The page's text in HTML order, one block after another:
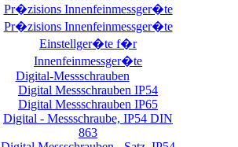
Pr�zisions Innenfeinmessger�te
Pr�zisions Innenfeinmessger�te
Einstellger�te f�r
Innenfeinmessger�te
Digital-Messschrauben
Digital Messschrauben IP54
Digital Messschrauben IP65
Digital - Messschraube, IP54 DIN
863